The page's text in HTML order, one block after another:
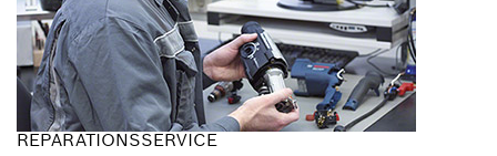
REPARATIONSSERVICE